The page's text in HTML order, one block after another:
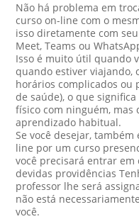
Não há problema em
curso on-line com o
isso diretamente com
Meet, Teams ou
Isso é muito útil quando
quando estiver viajando,
horários complicados ou
de saúde), o que
físico com ninguém, mas
aprendizado habitual.
Se você desejar,
line por um curso
você precisará entrar em
devidas providências
professor lhe será
não está
você.